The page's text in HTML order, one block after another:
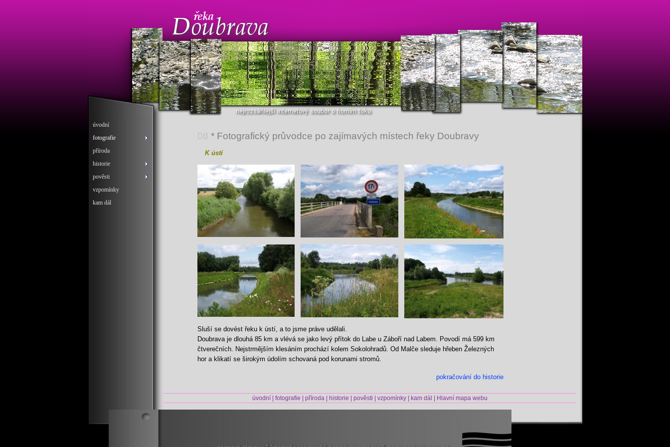
úvodní
fotografie
příroda
historie
pověsti
vzpomínky
kam dál
08 * Fotografický průvodce po zajímavých místech řeky Doubravy
K ústí
Sluší se dovést řeku k ústí, a to jsme práve udělali.
Doubrava je dlouhá 85 km a vlévá se jako levý přítok do Labe u Záboří nad Labem. Povodí má 599 km
čtverečních. Nejstrmějším klesáním prochází kolem Sokolohradů. Od Malče sleduje hřeben Železných
hor a klikatí se širokým údolím schovaná pod korunami stromů.
pokračování do historie
úvodní fotografie příroda historie pověsti vzpomínky kam dál Hlavní mapa webu